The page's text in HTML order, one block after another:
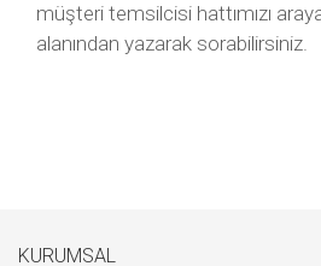
müşteri temsilcisi hattımızı
alanından yazarak sorabilirsiniz.
KURUMSAL